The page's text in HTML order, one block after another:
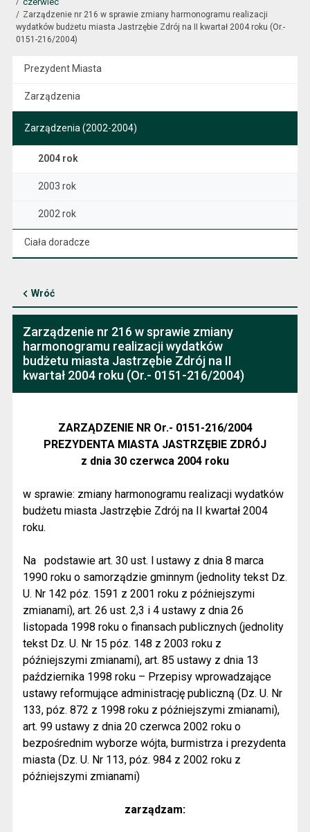
Zarządzenie nr 216 w sprawie zmiany harmonogramu realizacji
wydatków budżetu miasta Jastrzębie Zdrój na II kwartał 2004 roku (Or.-
0151-216/2004)
Prezydent Miasta
Zarządzenia
Zarządzenia (2002-2004)
2004 rok
2003 rok
2002 rok
Ciała doradcze
Wróć
Zarządzenie nr 216 w sprawie zmiany
harmonogramu realizacji wydatków
budżetu miasta Jastrzębie Zdrój na II
kwartał 2004 roku (Or.- 0151-216/2004)
ZARZĄDZENIE NR Or.- 0151-216/2004
PREZYDENTA MIASTA JASTRZĘBIE ZDRÓJ
z dnia 30 czerwca 2004 roku
w sprawie: zmiany harmonogramu realizacji wydatków
budżetu miasta Jastrzębie Zdrój na II kwartał 2004
roku.
Na
podstawie art. 30 ust. l ustawy z dnia 8 marca
1990 roku o samorządzie gminnym (jednolity tekst Dz.
U. Nr 142 póz. 1591 z 2001 roku z późniejszymi
zmianami), art. 26 ust. 2,3 i 4 ustawy z dnia 26
listopada 1998 roku o finansach publicznych (jednolity
tekst Dz. U. Nr 15 póz. 148 z 2003 roku z
późniejszymi zmianami), art. 85 ustawy z dnia 13
października 1998 roku – Przepisy wprowadzające
ustawy reformujące administrację publiczną (Dz. U. Nr
133, póz. 872 z 1998 roku z późniejszymi zmianami),
art. 99 ustawy z dnia 20 czerwca 2002 roku o
bezpośrednim wyborze wójta, burmistrza i prezydenta
miasta (Dz. U. Nr 113, póz. 984 z 2002 roku z
późniejszymi zmianami)
zarządzam: